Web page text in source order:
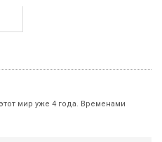
мир уже 4 года. Временами